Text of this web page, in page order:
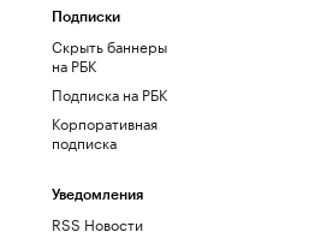
Подписки
Скрыть баннеры
на РБК
Подписка на РБК
Корпоративная
подписка
Уведомления
RSS Новости